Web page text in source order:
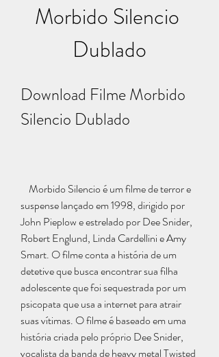
Morbido Silencio
Dublado
Download Filme Morbido
Silencio Dublado
suspense lançado em 1998, dirigido por
John Pieplow e estrelado por Dee Snider,
Robert Englund, Linda Cardellini e Amy
Smart. O filme conta a história de um
detetive que busca encontrar sua filha
adolescente que foi sequestrada por um
psicopata que usa a internet para atrair
suas vítimas. O filme é baseado em uma
história criada pelo próprio Dee Snider,
vocalista da banda de heavy metal Twisted